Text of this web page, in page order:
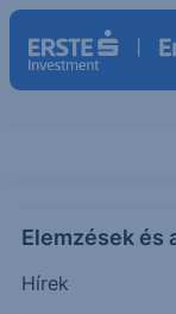
Elemzések és
Hírek
FACC
FACC AG